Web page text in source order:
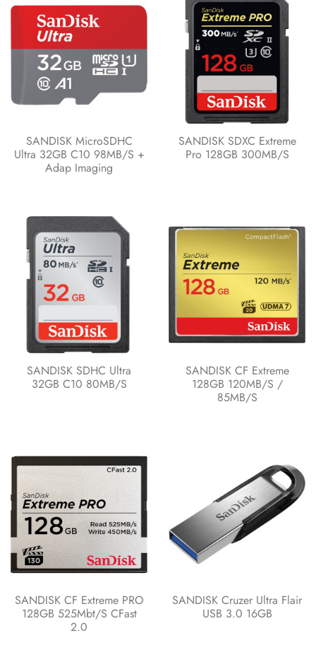
SANDISK MicroSDHC
Ultra 32GB C10 98MB/s +
Adap Imaging
SANDISK SDXC Extreme
Pro 128GB 300MB/s
SANDISK SDHC Ultra
32GB C10 80MB/s
SANDISK CF Extreme
128GB 120MB/s /
85MB/s
SANDISK CF Extreme PRO
128GB 525Mbt/s CFast
2.0
SANDISK Cruzer Ultra Flair
USB 3.0 16GB